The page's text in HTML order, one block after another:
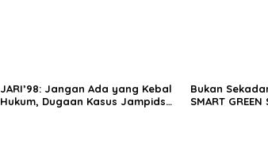
JARI’98: Jangan Ada yang Kebal
Hukum, Dugaan Kasus Jampidsus
Bukan
SMART GREEN